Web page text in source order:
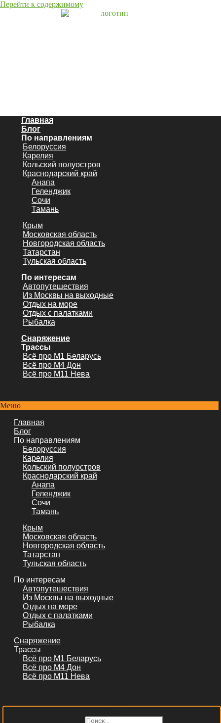
Перейти к содержимому
Главная
Блог
По направлениям
Белоруссия
Карелия
Кольский полуостров
Краснодарский край
Анапа
Геленджик
Сочи
Тамань
Крым
Московская область
Новгородская область
Татарстан
Тульская область
По интересам
Автопутешествия
Из Москвы на выходные
Отдых на море
Отдых с палатками
Рыбалка
Снаряжение
Трассы
Всё про М1 Беларусь
Всё про М4 Дон
Всё про М11 Нева
Меню
Главная
Блог
По направлениям
Белоруссия
Карелия
Кольский полуостров
Краснодарский край
Анапа
Геленджик
Сочи
Тамань
Крым
Московская область
Новгородская область
Татарстан
Тульская область
По интересам
Автопутешествия
Из Москвы на выходные
Отдых на море
Отдых с палатками
Рыбалка
Снаряжение
Трассы
Всё про М1 Беларусь
Всё про М4 Дон
Всё про М11 Нева